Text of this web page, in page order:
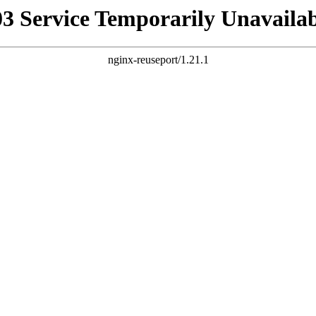
Service Temporarily
nginx-reuseport/1.21.1